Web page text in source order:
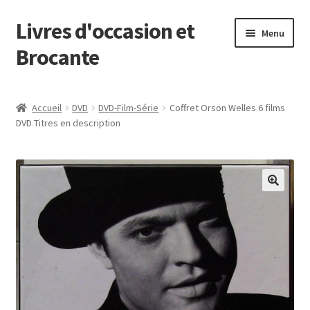
Aller
à
la
Aller
au
contenu
Livres d'occasion et
Brocante
Menu
Accueil DVD DVD-Film-Série
Coffret Orson Welles 6 films
DVD Titres en description